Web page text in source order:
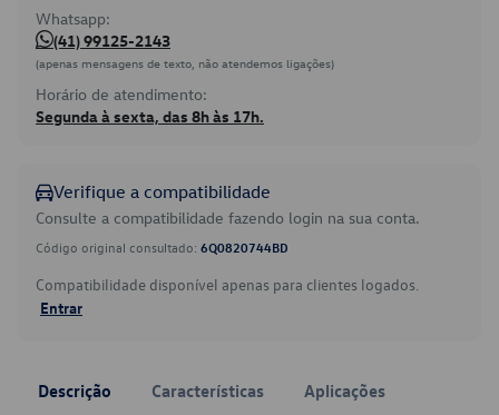
Whatsapp:
(41) 99125-2143
(apenas mensagens de texto, não atendemos ligações)
Horário de atendimento:
Segunda à sexta, das 8h às 17h.
Verifique a compatibilidade
Consulte a compatibilidade fazendo login na sua conta.
Código original consultado: 6Q0820744BD
Compatibilidade disponível apenas para clientes logados.
Entrar
Descrição Características Aplicações